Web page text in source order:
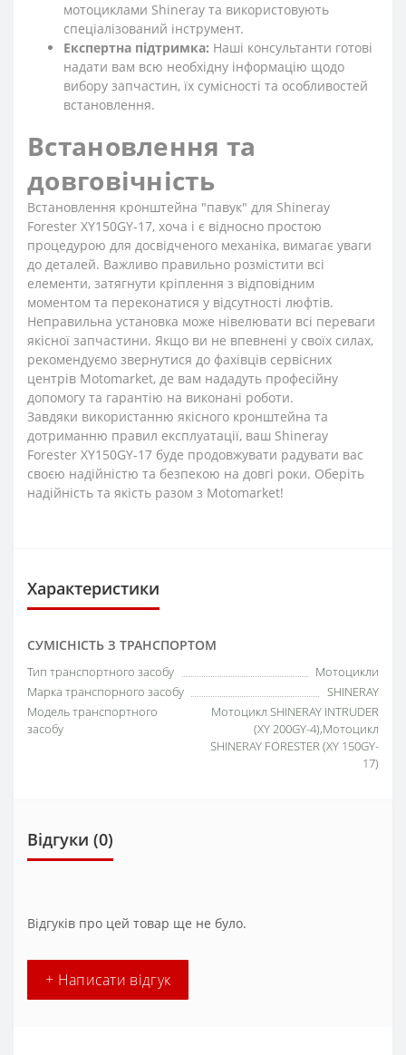
мотоциклами Shineray та використовують
спеціалізований інструмент.
Експертна підтримка: Наші консультанти готові
надати вам всю необхідну інформацію щодо
вибору запчастин, їх сумісності та особливостей
встановлення.
Встановлення та
довговічність
Встановлення кронштейна "павук" для Shineray
Forester XY150GY-17, хоча і є відносно простою
процедурою для досвідченого механіка, вимагає уваги
до деталей. Важливо правильно розмістити всі
елементи, затягнути кріплення з відповідним
моментом та переконатися у відсутності люфтів.
Неправильна установка може нівелювати всі переваги
якісної запчастини. Якщо ви не впевнені у своїх силах,
рекомендуємо звернутися до фахівців сервісних
центрів Motomarket, де вам нададуть професійну
допомогу та гарантію на виконані роботи.
Завдяки використанню якісного кронштейна та
дотриманню правил експлуатації, ваш Shineray
Forester XY150GY-17 буде продовжувати радувати вас
своєю надійністю та безпекою на довгі роки. Оберіть
надійність та якість разом з Motomarket!
Характеристики
СУМІСНІСТЬ З ТРАНСПОРТОМ
Тип транспортного засобу
Мотоцикли
Марка транспорного засобу
SHINERAY
Модель транспортного
засобу
Мотоцикл SHINERAY INTRUDER
(XY 200GY-4),Мотоцикл
SHINERAY FORESTER (XY 150GY-
17)
Відгуки (0)
Відгуків про цей товар ще не було.
+ Написати відгук